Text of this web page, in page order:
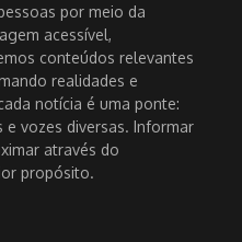
por meio da
acessível,
conteúdos relevantes
realidades e
notícia é uma ponte:
e vozes diversas. Informar
através do
propósito.